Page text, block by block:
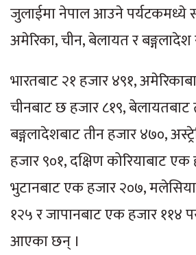
जुलाईमा नेपाल आउने पर्यटकमध्ये
अमेरिका, चीन, बेलायत र
भारतबाट २१ हजार ४९१,
चीनबाट छ हजार ८१९, बेलायतबाट
बङ्गलादेशबाट तीन हजार ४७०,
हजार ९०१, दक्षिण कोरियाबाट
भुटानबाट एक हजार २०७,
१२५ र जापानबाट एक हजार ११४
आएका छन् ।